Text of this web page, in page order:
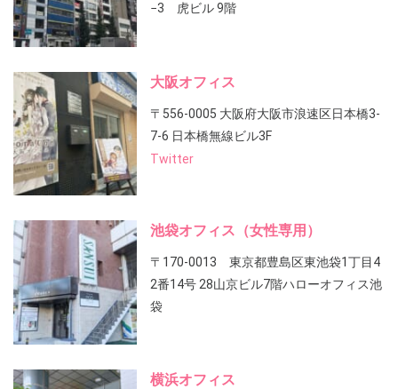
−3 虎ビル 9階
大阪オフィス
〒556-0005 大阪府大阪市浪速区日本橋3-
7-6 日本橋無線ビル3F
Twitter
池袋オフィス（女性専用）
〒170-0013 東京都豊島区東池袋1丁目4
2番14号 28山京ビル7階ハローオフィス池
袋
横浜オフィス